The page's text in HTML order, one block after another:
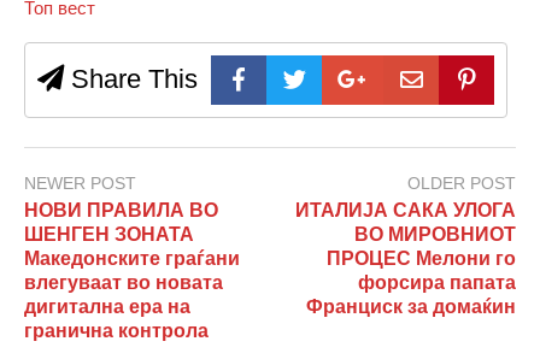
Топ вест
Share This
NEWER POST
НОВИ ПРАВИЛА ВО
ШЕНГЕН ЗОНАТА
Македонските граѓани
влегуваат во новата
дигитална ера на
гранична контрола
OLDER POST
ИТАЛИЈА САКА УЛОГА
ВО МИРОВНИОТ
ПРОЦЕС Мелони го
форсира папата
Франциск за домаќин